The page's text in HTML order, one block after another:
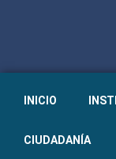
INICIO
CIUDADANÍA